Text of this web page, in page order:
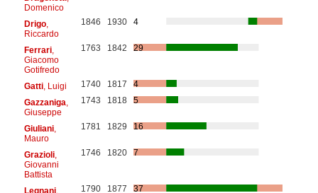
Domenico
Drigo,
Riccardo
1846 1930 4
Ferrari,
Giacomo
Gotifredo
1763 1842 29
Gatti, Luigi 1740 1817
4
Gazzaniga
Giuseppe
1743 1818 5
Giuliani,
Mauro
1781 1829 16
Grazioli,
Giovanni
Battista
1746 1820 7
Legnani,
1790 1877 37